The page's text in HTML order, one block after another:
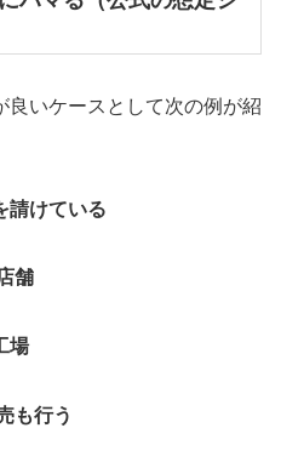
いケースとして次の例が紹
請けている
舗
場
も行う